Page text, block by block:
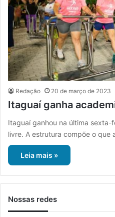
Redação 20 de março de 2023
Itaguaí ganha
Itaguaí ganhou na última
livre. A estrutura compõe o que
Leia mais »
Nossas redes